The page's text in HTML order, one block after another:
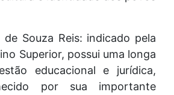
Souza Reis: indicado pela
Superior, possui uma longa
educacional e jurídica,
por sua importante